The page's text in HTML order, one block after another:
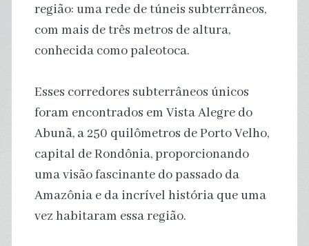
região: uma rede de túneis subterrâneos,
com mais de três metros de altura,
conhecida como paleotoca.
Esses corredores subterrâneos únicos
foram encontrados em Vista Alegre do
Abunã, a 250 quilômetros de Porto Velho,
capital de Rondônia, proporcionando
uma visão fascinante do passado da
Amazônia e da incrível história que uma
vez habitaram essa região.